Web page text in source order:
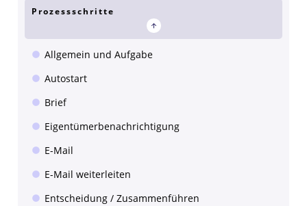
Prozessschritte
Allgemein und Aufgabe
Autostart
Brief
Eigentümerbenachrichtigung
E-Mail
E-Mail weiterleiten
Entscheidung / Zusammenführen